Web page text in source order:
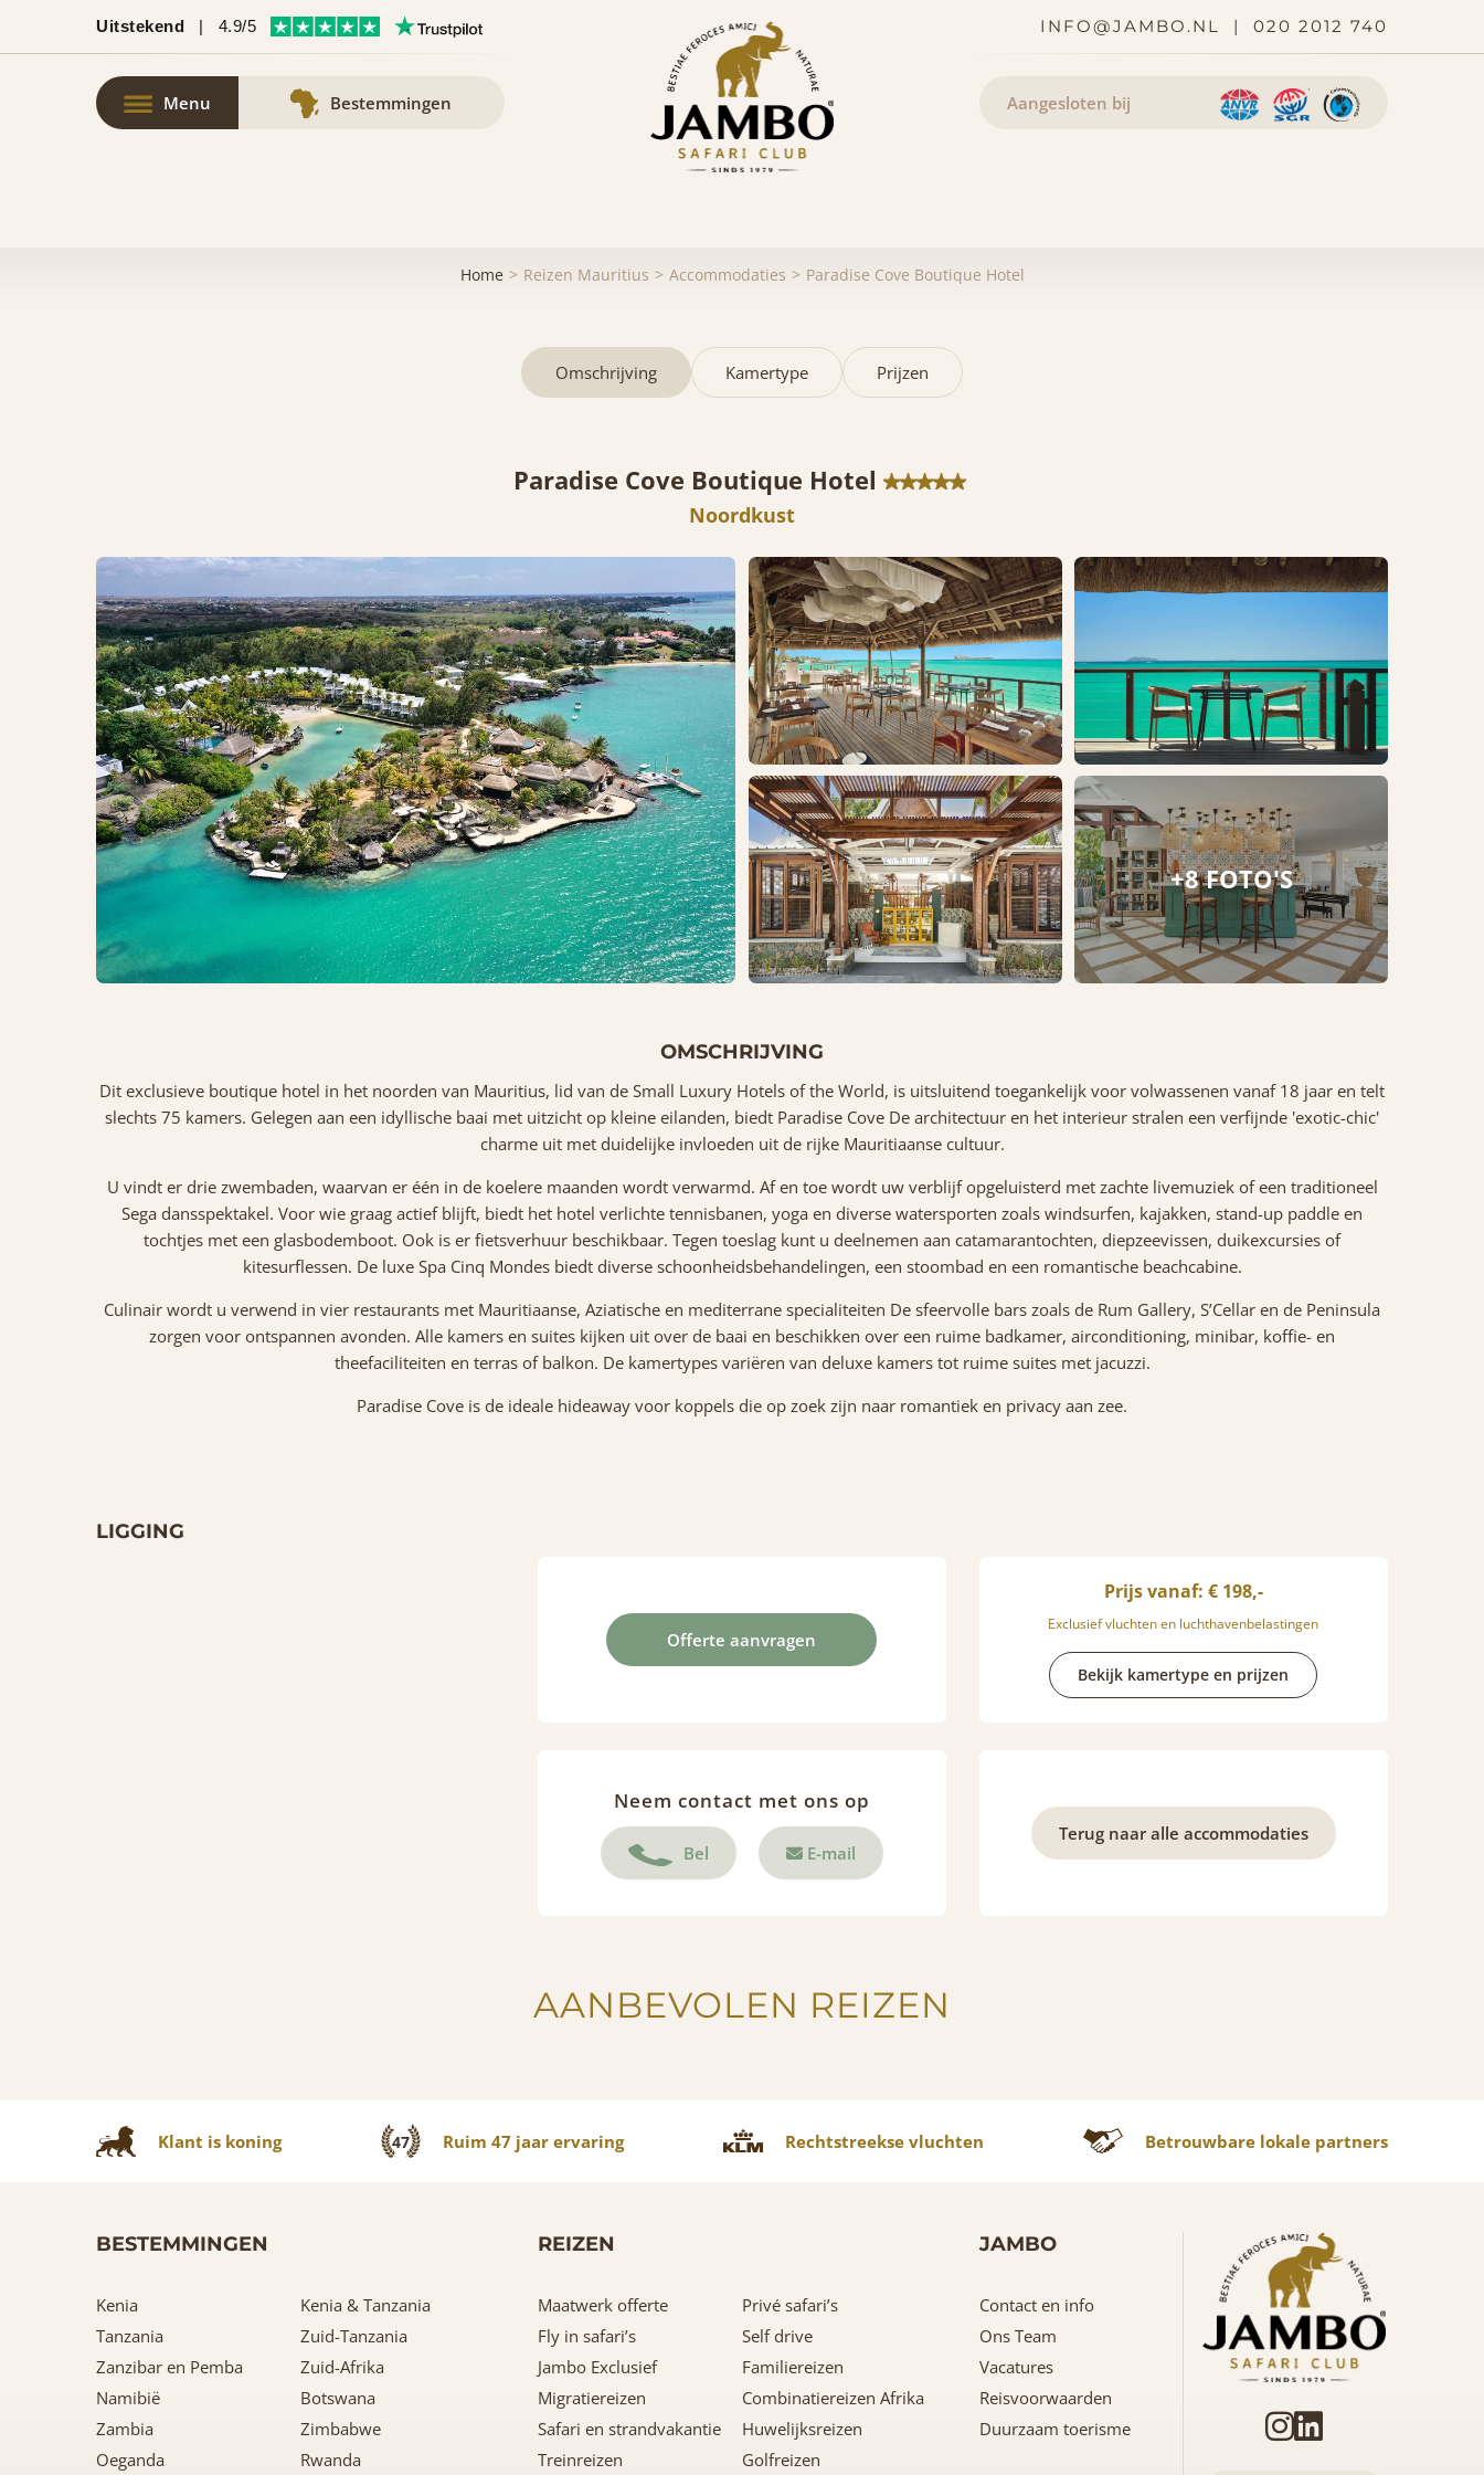
Uitstekend | 4.9/5 INFO@JAMBO.NL | 020 2012 740
Menu Bestemmingen Aangesloten bij
Home Reizen Mauritius Accommodaties Paradise Cove Boutique Hotel
Omschrijving Kamertype Prijzen
Paradise Cove Boutique Hotel
Noordkust
+8 FOTO'S
OMSCHRIJVING
Dit exclusieve boutique hotel in het noorden van Mauritius, lid van de Small Luxury Hotels of the World, is uitsluitend toegankelijk voor volwassenen vanaf 18 jaar en telt
slechts 75 kamers. Gelegen aan een idyllische baai met uitzicht op kleine eilanden, biedt Paradise Cove De architectuur en het interieur stralen een verfijnde 'exotic-chic'
charme uit met duidelijke invloeden uit de rijke Mauritiaanse cultuur.
U vindt er drie zwembaden, waarvan er één in de koelere maanden wordt verwarmd. Af en toe wordt uw verblijf opgeluisterd met zachte livemuziek of een traditioneel
Sega dansspektakel. Voor wie graag actief blijft, biedt het hotel verlichte tennisbanen, yoga en diverse watersporten zoals windsurfen, kajakken, stand-up paddle en
tochtjes met een glasbodemboot. Ook is er fietsverhuur beschikbaar. Tegen toeslag kunt u deelnemen aan catamarantochten, diepzeevissen, duikexcursies of
kitesurflessen. De luxe Spa Cinq Mondes biedt diverse schoonheidsbehandelingen, een stoombad en een romantische beachcabine.
Culinair wordt u verwend in vier restaurants met Mauritiaanse, Aziatische en mediterrane specialiteiten De sfeervolle bars zoals de Rum Gallery, S’Cellar en de Peninsula
zorgen voor ontspannen avonden. Alle kamers en suites kijken uit over de baai en beschikken over een ruime badkamer, airconditioning, minibar, koffie- en
theefaciliteiten en terras of balkon. De kamertypes variëren van deluxe kamers tot ruime suites met jacuzzi.
Paradise Cove is de ideale hideaway voor koppels die op zoek zijn naar romantiek en privacy aan zee.
LIGGING
Offerte aanvragen
Neem contact met ons op
Bel E-mail
Prijs vanaf: € 198,-
Exclusief vluchten en luchthavenbelastingen
Bekijk kamertype en prijzen
Terug naar alle accommodaties
AANBEVOLEN REIZEN
Klant is koning 47 Ruim 47 jaar ervaring Rechtstreekse vluchten Betrouwbare lokale partners
BESTEMMINGEN
Kenia
Kenia & Tanzania
Tanzania
Zuid-Tanzania
Zanzibar en Pemba
Zuid-Afrika
Namibië
Botswana
Zambia
Zimbabwe
Oeganda
Rwanda
REIZEN
Maatwerk offerte
Privé safari’s
Fly in safari’s
Self drive
Jambo Exclusief
Familiereizen
Migratiereizen
Combinatiereizen Afrika
Safari en strandvakantie
Huwelijksreizen
Treinreizen
Golfreizen
JAMBO
Contact en info
Ons Team
Vacatures
Reisvoorwaarden
Duurzaam toerisme